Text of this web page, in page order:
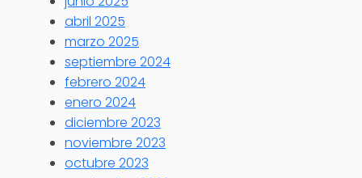
abril 2025
marzo 2025
septiembre 2024
febrero 2024
enero 2024
diciembre 2023
noviembre 2023
octubre 2023